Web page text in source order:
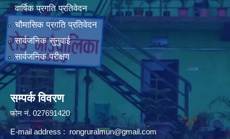
वार्षिक प्रगति प्रतिवेदन
चौमासिक प्रगति प्रतिवेदन
सार्वजनिक सुनुवाई
सार्वजनिक परीक्षण
सम्पर्क विवरण
फोन न‌ं. 027691420
E-mail address : rongruralmun@gmail.com